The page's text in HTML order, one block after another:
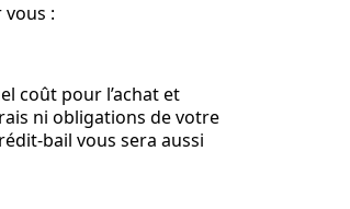
:
coût pour l’achat et
ni obligations de votre
bail vous sera aussi